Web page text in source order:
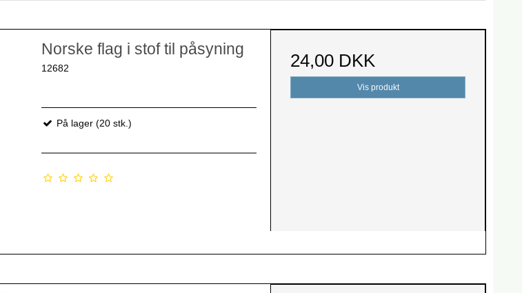
Norske flag i stof til påsyning
12682
På lager (20 stk.)
24,00 DKK
Vis produkt